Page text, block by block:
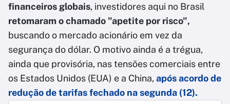
financeiros globais, investidores aqui no Brasil
retomaram o chamado "apetite por risco",
buscando o mercado acionário em vez da
segurança do dólar. O motivo ainda é a trégua,
ainda que provisória, nas tensões comerciais entre
os Estados Unidos (EUA) e a China, após acordo de
redução de tarifas fechado na segunda (12).